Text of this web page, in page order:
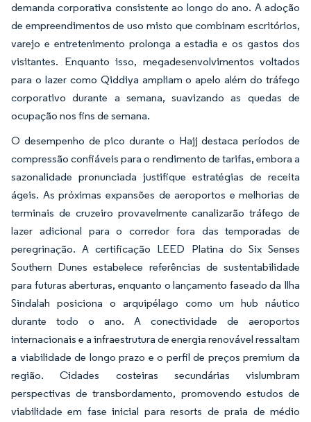
demanda corporativa consistente ao longo do ano. A adoção
de empreendimentos de uso misto que combinam escritórios,
varejo e entretenimento prolonga a estadia e os gastos dos
visitantes. Enquanto isso, megadesenvolvimentos voltados
para o lazer como Qiddiya ampliam o apelo além do tráfego
corporativo durante a semana, suavizando as quedas de
ocupação nos fins de semana.
O desempenho de pico durante o Hajj destaca períodos de
compressão confiáveis para o rendimento de tarifas, embora a
sazonalidade pronunciada justifique estratégias de receita
ágeis. As próximas expansões de aeroportos e melhorias de
terminais de cruzeiro provavelmente canalizarão tráfego de
lazer adicional para o corredor fora das temporadas de
peregrinação. A certificação LEED Platina do Six Senses
Southern Dunes estabelece referências de sustentabilidade
para futuras aberturas, enquanto o lançamento faseado da Ilha
Sindalah posiciona o arquipélago como um hub náutico
durante todo o ano. A conectividade de aeroportos
internacionais e a infraestrutura de energia renovável ressaltam
a viabilidade de longo prazo e o perfil de preços premium da
região. Cidades costeiras secundárias vislumbram
perspectivas de transbordamento, promovendo estudos de
viabilidade em fase inicial para resorts de praia de médio